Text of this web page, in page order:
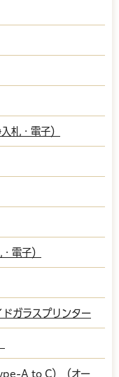
札・電子）
電子）
ドガラスプリンター
A to C）（オー